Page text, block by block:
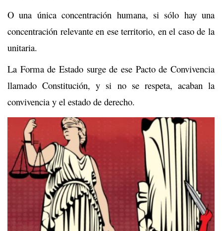
O una única concentración humana, si sólo hay una
concentración relevante en ese territorio, en el caso de la
unitaria.
La Forma de Estado surge de ese Pacto de Convivencia
llamado Constitución, y si no se respeta, acaban la
convivencia y el estado de derecho.